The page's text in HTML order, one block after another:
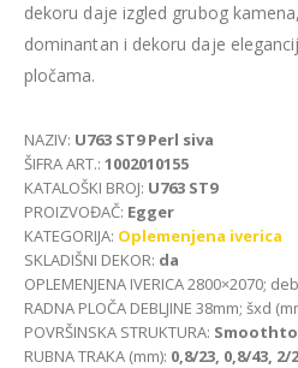
dekoru daje izgled grubog
dominantan i dekoru daje
pločama.
NAZIV: U763 ST9 Perl siva
ŠIFRA ART.: 1002010155
KATALOŠKI BROJ: U763 ST9
PROIZVOĐAČ: Egger
KATEGORIJA: Oplemenjena iverica
SKLADIŠNI DEKOR: da
OPLEMENJENA IVERICA 2800×2070;
RADNA PLOČA DEBLJINE 38mm; šxd
POVRŠINSKA STRUKTURA:
RUBNA TRAKA (mm): 0,8/23, 0,8/43, 2/